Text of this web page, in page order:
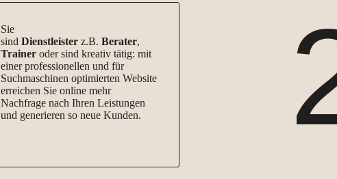
Sie
sind Dienstleisterz.B. Berater,
Traineroder sind kreativ tätig: mit
einer professionellen und für
Suchmaschinen optimierten Website
erreichen Sie online mehr
Nachfrage nach Ihren Leistungen
und generieren so neue Kunden.